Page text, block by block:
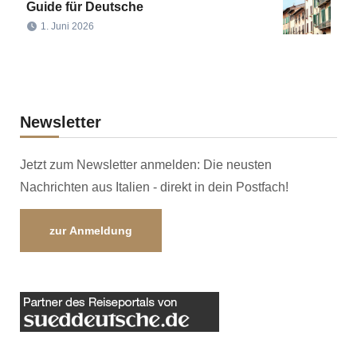
Guide für Deutsche
1. Juni 2026
Newsletter
Jetzt zum Newsletter anmelden: Die neusten
Nachrichten aus Italien - direkt in dein Postfach!
zur Anmeldung